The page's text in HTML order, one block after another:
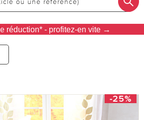
réduction* - profitez-en vite →
-25%